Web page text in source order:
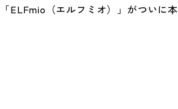
「ELFmio（エルフミオ）」がついに